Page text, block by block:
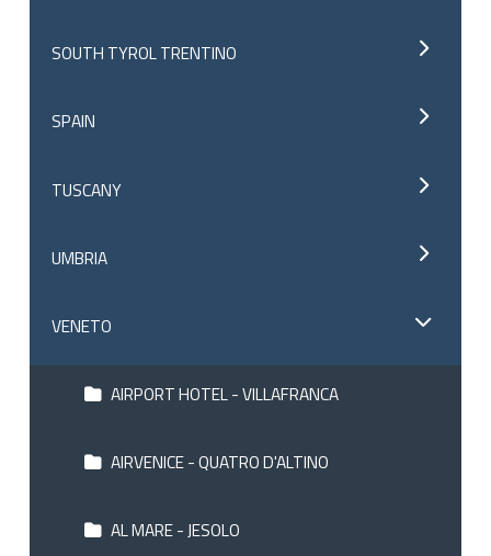
SOUTH TYROL TRENTINO
SPAIN
TUSCANY
UMBRIA
VENETO
AIRPORT HOTEL - VILLAFRANCA
AIRVENICE - QUATRO D'ALTINO
AL MARE - JESOLO